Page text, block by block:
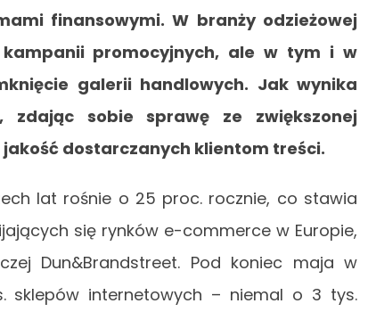
finansowymi. W branży odzieżowej
promocyjnych, ale w tym i w
galerii handlowych. Jak wynika
zdając sobie sprawę ze zwiększonej
dostarczanych klientom treści.
lat rośnie o 25 proc. rocznie, co stawia
się rynków e-commerce w Europie,
Dun&Brandstreet. Pod koniec maja w
sklepów internetowych – niemal o 3 tys.